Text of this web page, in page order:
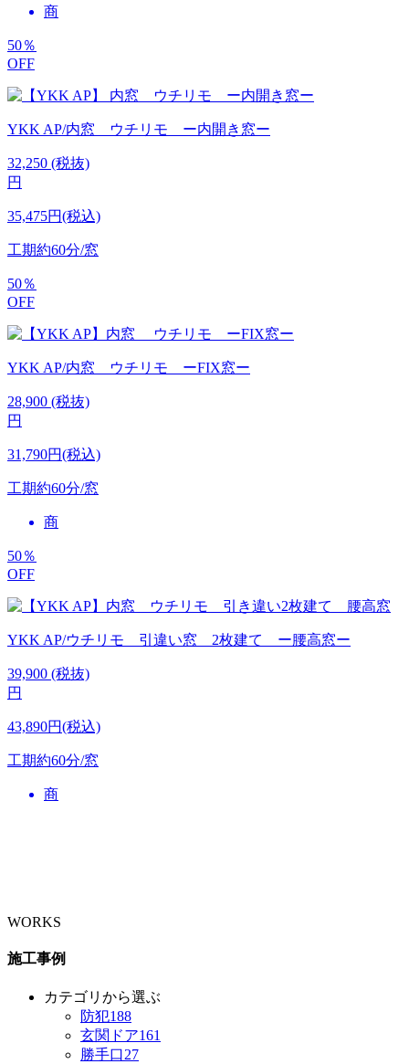
商
50％
OFF
YKK AP/内窓 ウチリモ ー内開き窓ー
32,250 (税抜)
円
35,475円(税込)
工期約60分/窓
50％
OFF
YKK AP/内窓 ウチリモ ーFIX窓ー
28,900 (税抜)
円
31,790円(税込)
工期約60分/窓
商
50％
OFF
YKK AP/ウチリモ 引違い窓 2枚建て ー腰高窓ー
39,900 (税抜)
円
43,890円(税込)
工期約60分/窓
商
WORKS
施工事例
カテゴリから選ぶ
防犯188
玄関ドア161
勝手口27